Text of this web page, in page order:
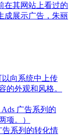
在其网站上看过的
成展示广告，朱丽
以向系统中上传
的外观和风格。
广告系列的
项。）
告系列的转化情